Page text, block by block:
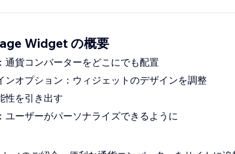
Widget の概要
通貨コンバーターをどこにでも配置
ンオプション：ウィジェットのデザインを調整
性を引き出す
ユーザーがパーソナライズできるように